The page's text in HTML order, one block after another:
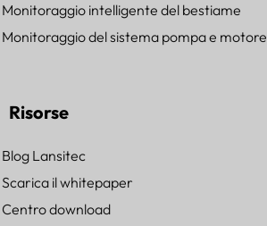
Monitoraggio intelligente del bestiame
Monitoraggio del sistema pompa e motore
Risorse
Blog Lansitec
Scarica il whitepaper
Centro download